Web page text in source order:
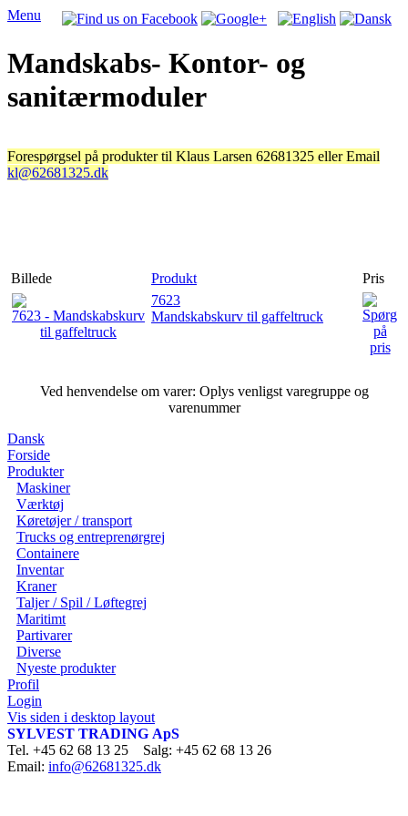
Menu
Mandskabs- Kontor- og
sanitærmoduler
Forespørgsel på produkter til Klaus Larsen 62681325 eller Email
kl@62681325.dk
Billede Produkt
Pris
7623
Mandskabskurv til gaffeltruck
Ved henvendelse om varer: Oplys venligst varegruppe og
varenummer
Dansk
Forside
Produkter
Maskiner
Værktøj
Køretøjer / transport
Trucks og entreprenørgrej
Containere
Inventar
Kraner
Taljer / Spil / Løftegrej
Maritimt
Partivarer
Diverse
Nyeste produkter
Profil
Login
Vis siden i desktop layout
SYLVEST TRADING ApS
Tel. +45 62 68 13 25 Salg: +45 62 68 13 26
Email: info@62681325.dk